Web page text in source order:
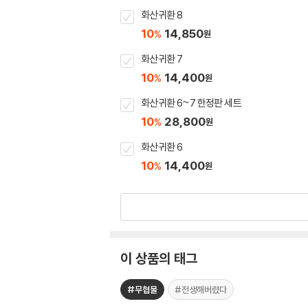
화산귀환 8
10% 14,850원
화산귀환 7
10% 14,400원
화산귀환 6~7 한정판 세트
10% 28,800원
화산귀환 6
10% 14,400원
이 상품의 태그
#무협물 #전생해버렸다